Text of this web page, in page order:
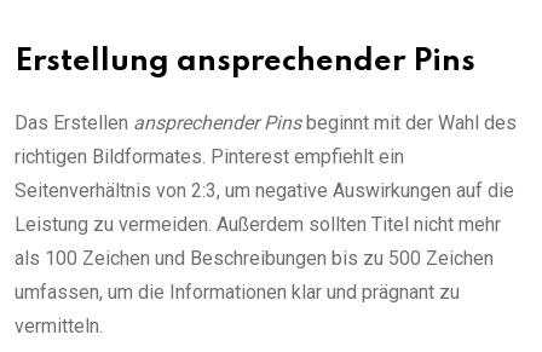
Erstellung ansprechender Pins
Das Erstellen ansprechender Pinsbeginnt mit der Wahl des
richtigen Bildformates. Pinterest empfiehlt ein
Seitenverhältnis von 2:3, um negative Auswirkungen auf die
Leistung zu vermeiden. Außerdem sollten Titel nicht mehr
als 100 Zeichen und Beschreibungen bis zu 500 Zeichen
umfassen, um die Informationen klar und prägnant zu
vermitteln.